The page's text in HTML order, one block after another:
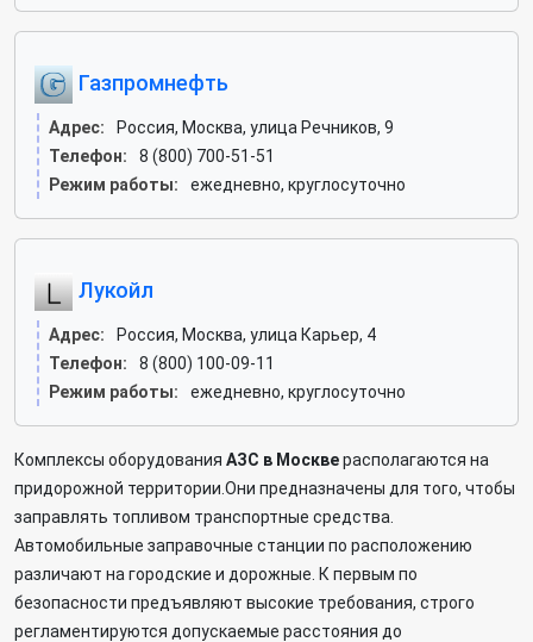
Газпромнефть
Адрес:
Россия, Москва, улица Речников, 9
Телефон:
8 (800) 700-51-51
Режим работы:
ежедневно, круглосуточно
Лукойл
Адрес:
Россия, Москва, улица Карьер, 4
Телефон:
8 (800) 100-09-11
Режим работы:
ежедневно, круглосуточно
Комплексы оборудования АЗС в Москверасполагаются на
придорожной территории.Они предназначены для того, чтобы
заправлять топливом транспортные средства.
Автомобильные заправочные станции по расположению
различают на городские и дорожные. К первым по
безопасности предъявляют высокие требования, строго
регламентируются допускаемые расстояния до